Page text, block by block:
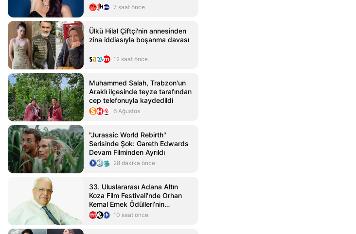
7 saat önce
Ülkü Hilal Çiftçi'nin annesinden
zina iddiasıyla boşanma davası
12 saat önce
Muhammed Salah, Trabzon'un
Araklı ilçesinde teyze tarafından
cep telefonuyla kaydedildi
6 Ağustos
"Jurassic World Rebirth"
Serisinde Şok: Gareth Edwards
Devam Filminden Ayrıldı
28 dakika önce
33. Uluslararası Adana Altın
Koza Film Festivali'nde Orhan
Kemal Emek Ödülleri’nin
Sahipleri Açıklandı
10 saat önce